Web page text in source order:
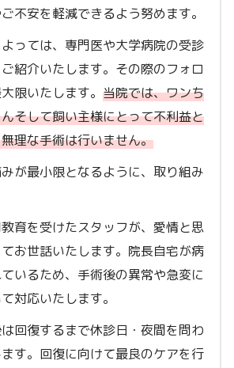
不安を軽減できるよう努めます。
っては、専門医や大学病院の受診
紹介いたします。その際のフォロ
限いたします。 当院では、ワンち
そして飼い主様にとって不利益と
理な手術は行いません。
が最小限となるように、取り組み
育を受けたスタッフが、愛情と思
お世話いたします。院長自宅が病
いるため、手術後の異常や急変に
対応いたします。
回復するまで休診日・夜間を問わ
す。回復に向けて最良のケアを行